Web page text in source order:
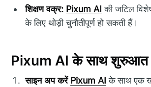
शिक्षण वक्र: Pixum AI की जटिल
के लिए थोड़ी चुनौतीपूर्ण हो सकती हैं।
Pixum AI के साथ
साइन अप करें Pixum AI के साथ एक